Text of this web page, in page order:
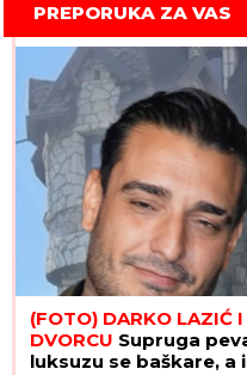
PREPORUKA ZA VAS
(FOTO) DARKO LAZIĆ
DVORCU Supruga
luksuzu se baškare,